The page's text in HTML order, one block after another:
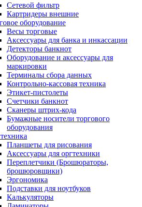
Сетевой фильтр
Картридеры внешние
оборудование
Весы торговые
Аксессуары для банка и инкассации
Детекторы банкнот
Оборудование и аксессуары для
маркировки
Терминалы сбора данных
Контрольно-кассовая техника
Этикет-пистолеты
Счетчики банкнот
Сканеры штрих-кода
Бумажные носители торгового
оборудования
Планшеты для рисования
Аксессуары для оргтехники
Переплетчики (Брошюраторы,
брошюровщики)
Эргономика
Подставки для ноутбуков
Калькуляторы